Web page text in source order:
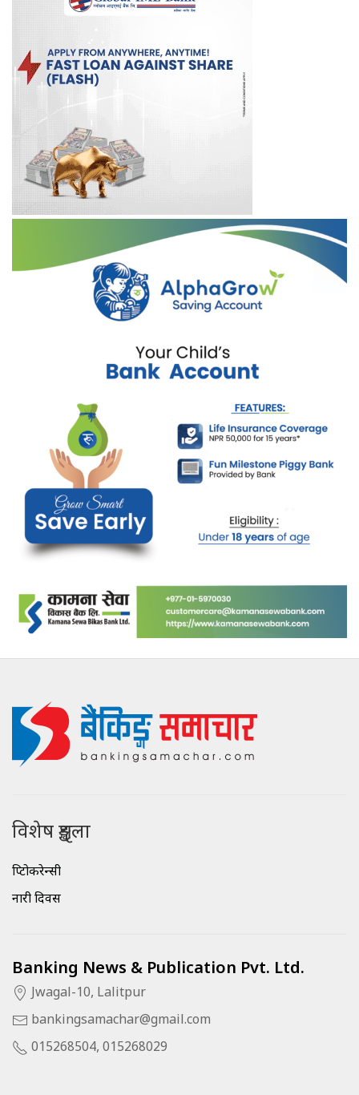
विशेष शृङ्खला
क्रिप्टोकरेन्सी
नारी दिवस
Banking News & Publication Pvt. Ltd.
Jwagal-10, Lalitpur
bankingsamachar@gmail.com
015268504, 015268029